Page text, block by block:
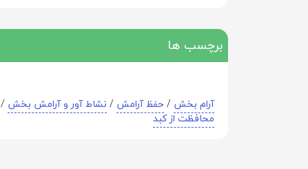
برچسب ها
آرام بخش / حفظ آرامش / نشاط آور و آرامش بخش /
محافظت از کبد